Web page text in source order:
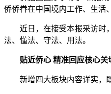
侨侨眷在中国境内工作、生活
近日，在接受本报采访时，
法、懂法、守法、用法。
贴近侨心 精准回应核心关
新增四大板块内容详实，既